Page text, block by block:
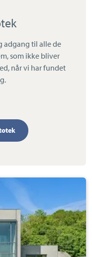
adgang til alle de
som ikke bliver
når vi har fundet